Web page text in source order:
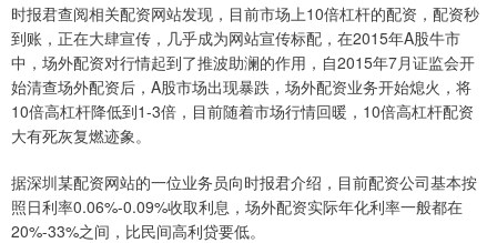
时报君查阅相关配资网站发现，目前市场上10倍杠杆的配资，配资秒
到账，正在大肆宣传，几乎成为网站宣传标配，在2015年A股牛市
中，场外配资对行情起到了推波助澜的作用，自2015年7月证监会开
始清查场外配资后，A股市场出现暴跌，场外配资业务开始熄火，将
10倍高杠杆降低到1-3倍，目前随着市场行情回暖，10倍高杠杆配资
大有死灰复燃迹象。
据深圳某配资网站的一位业务员向时报君介绍，目前配资公司基本按
照日利率0.06%-0.09%收取利息，场外配资实际年化利率一般都在
20%-33%之间，比民间高利贷要低。